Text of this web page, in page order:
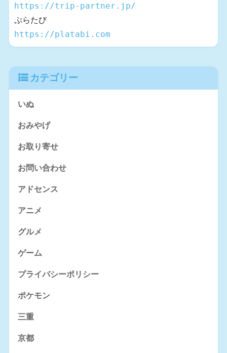
https://trip-partner.jp/
ぷらたび
https://platabi.com
カテゴリー
いぬ
おみやげ
お取り寄せ
お問い合わせ
アドセンス
アニメ
グルメ
ゲーム
プライバシーポリシー
ポケモン
三重
京都